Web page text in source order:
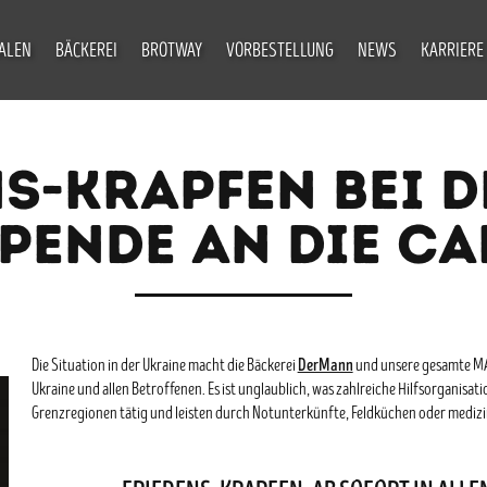
BÄCKEREI BROTWAY VORBESTELLUNG NEWS KARRIERE
KRAPFEN BEI
AN DIE
Die Situation in der Ukraine macht die BäckereiDerMannund unsere gesamte
Ukraine und allen Betroffenen. Es ist unglaublich, was zahlreiche
Grenzregionen tätig und leisten durch Notunterkünfte, Feldküchen oder